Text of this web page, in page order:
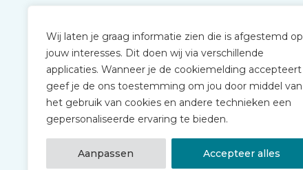
Wij laten je graag informatie zien die is afgestemd op
jouw interesses. Dit doen wij via verschillende
applicaties. Wanneer je de cookiemelding accepteert
geef je de ons toestemming om jou door middel van
het gebruik van cookies en andere technieken een
gepersonaliseerde ervaring te bieden.
Aanpassen Accepteer alles